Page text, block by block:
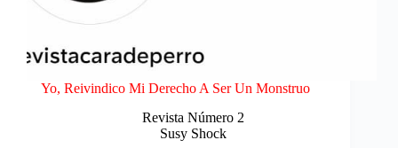
Yo, Reivindico Mi Derecho A Ser Un Monstruo
Revista Número 2
Susy Shock